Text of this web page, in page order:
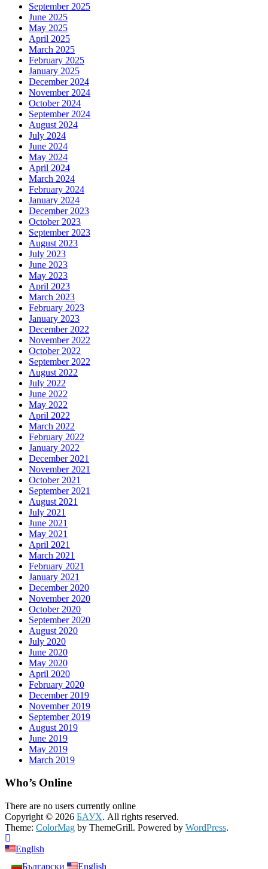
September 2025
June 2025
May 2025
April 2025
March 2025
February 2025
January 2025
December 2024
November 2024
October 2024
September 2024
August 2024
July 2024
June 2024
May 2024
April 2024
March 2024
February 2024
January 2024
December 2023
October 2023
September 2023
August 2023
July 2023
June 2023
May 2023
April 2023
March 2023
February 2023
January 2023
December 2022
November 2022
October 2022
September 2022
August 2022
July 2022
June 2022
May 2022
April 2022
March 2022
February 2022
January 2022
December 2021
November 2021
October 2021
September 2021
August 2021
July 2021
June 2021
May 2021
April 2021
March 2021
February 2021
January 2021
December 2020
November 2020
October 2020
September 2020
August 2020
July 2020
June 2020
May 2020
April 2020
February 2020
December 2019
November 2019
September 2019
August 2019
June 2019
May 2019
March 2019
Who’s Online
There are no users currently online
Copyright © 2026 БАУХ. All rights reserved.
Theme: ColorMag by ThemeGrill. Powered by WordPress.
English
Български
English